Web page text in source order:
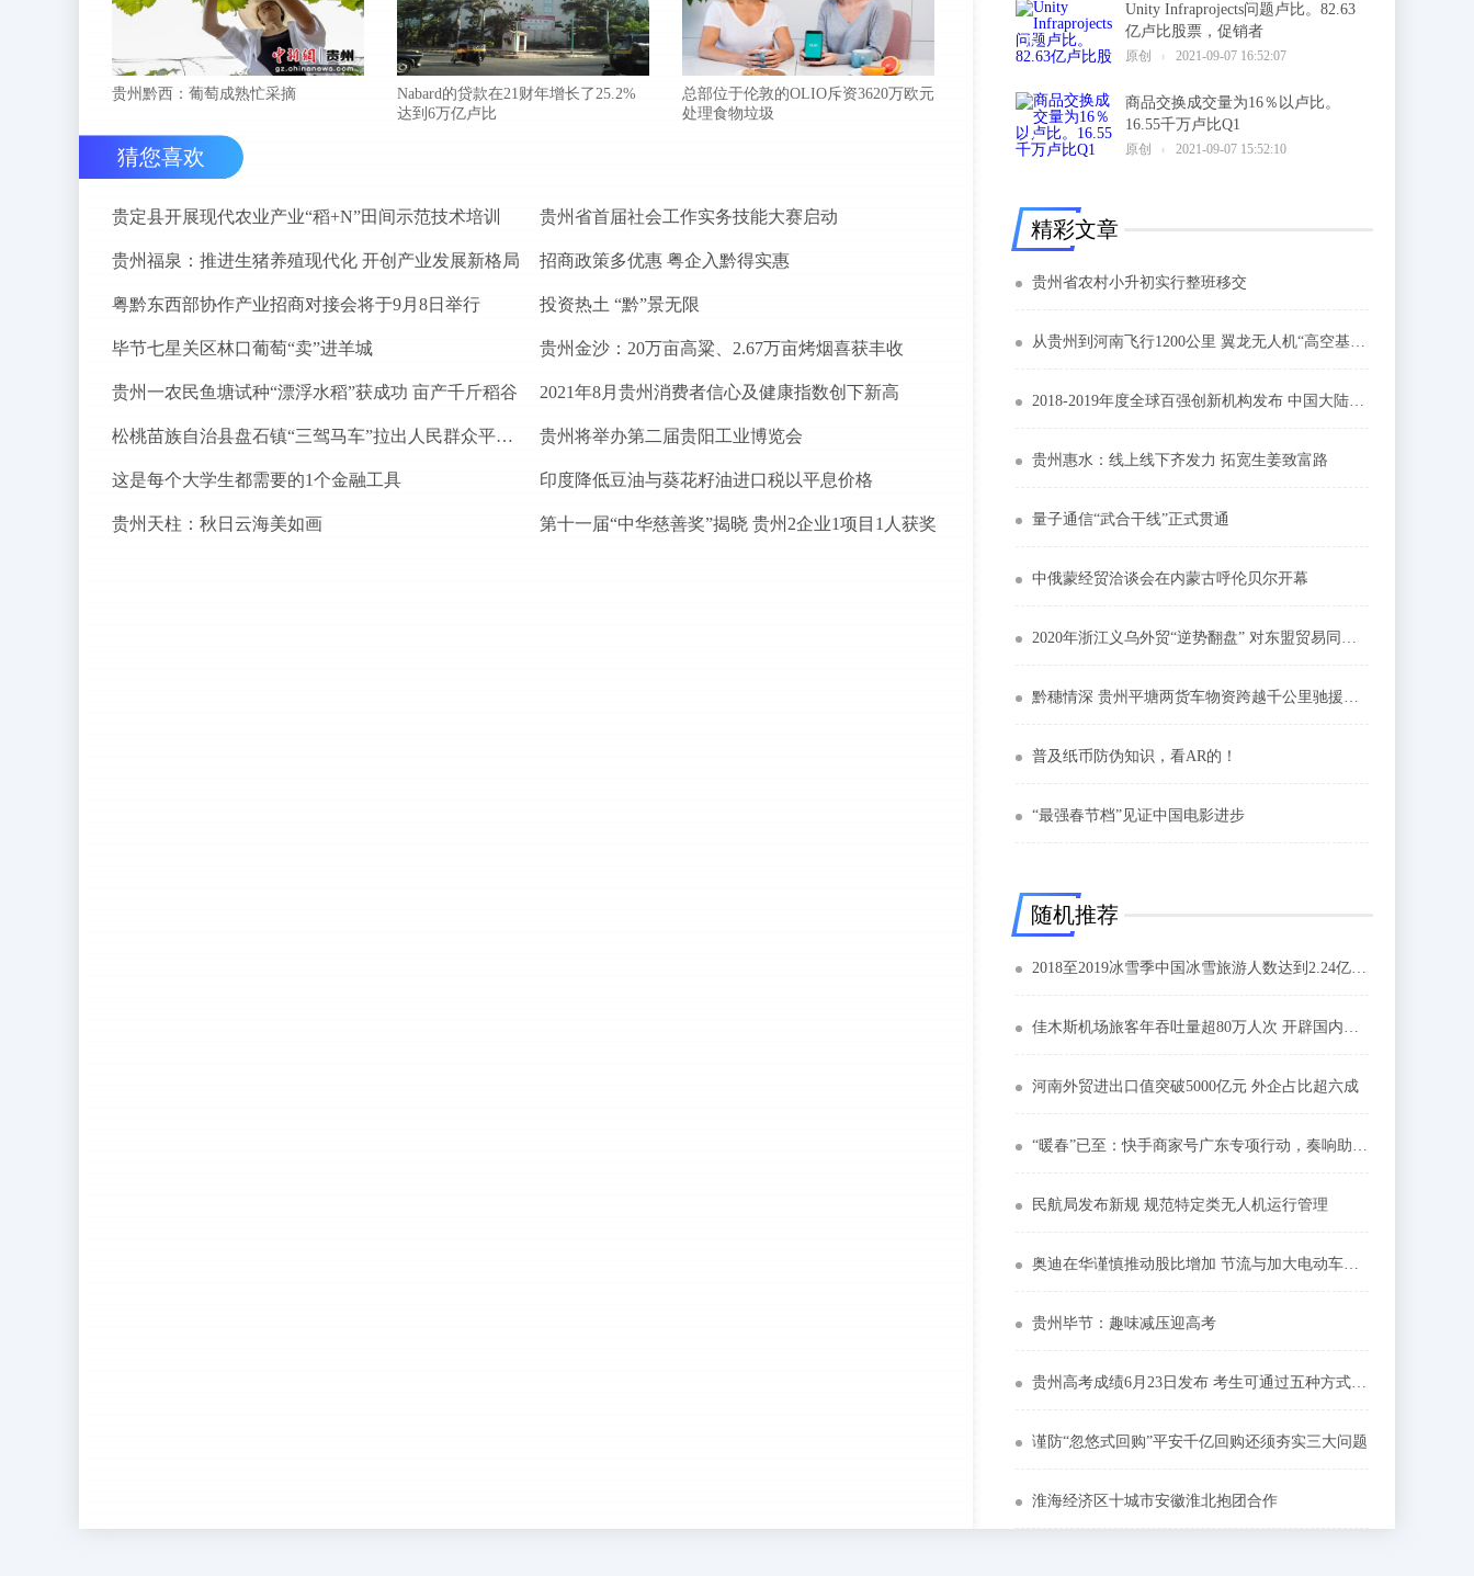
贵州黔西：葡萄成熟忙采摘
Nabard的贷款在21财年增长了25.2%
达到6万亿卢比
总部位于伦敦的OLIO斥资3620万欧元
处理食物垃圾
猜您喜欢
贵定县开展现代农业产业“稻+N”田间示范技术培训 贵州省首届社会工作实务技能大赛启动
贵州福泉：推进生猪养殖现代化 开创产业发展新格局 招商政策多优惠 粤企入黔得实惠
粤黔东西部协作产业招商对接会将于9月8日举行 投资热土 “黔”景无限
毕节七星关区林口葡萄“卖”进羊城 贵州金沙：20万亩高粱、2.67万亩烤烟喜获丰收
贵州一农民鱼塘试种“漂浮水稻”获成功 亩产千斤稻谷 2021年8月贵州消费者信心及健康指数创下新高
松桃苗族自治县盘石镇“三驾马车”拉出人民群众平安幸福生活 贵州将举办第二届贵阳工业博览会
这是每个大学生都需要的1个金融工具 印度降低豆油与葵花籽油进口税以平息价格
贵州天柱：秋日云海美如画 第十一届“中华慈善奖”揭晓 贵州2企业1项目1人获奖
Unity Infraprojects问题卢比。82.63
亿卢比股票，促销者
原创 2021-09-07 16:52:07
5
商品交换成交量为16％以卢比。
16.55千万卢比Q1
原创 2021-09-07 15:52:10
6
精彩文章
贵州省农村小升初实行整班移交
从贵州到河南飞行1200公里 翼龙无人机“高空基站”支援灾区
2018-2019年度全球百强创新机构发布 中国大陆三家上榜
贵州惠水：线上线下齐发力 拓宽生姜致富路
量子通信“武合干线”正式贯通
中俄蒙经贸洽谈会在内蒙古呼伦贝尔开幕
2020年浙江义乌外贸“逆势翻盘” 对东盟贸易同比增16.9%
黔穗情深 贵州平塘两货车物资跨越千公里驰援广州
普及纸币防伪知识，看AR的！
“最强春节档”见证中国电影进步
随机推荐
2018至2019冰雪季中国冰雪旅游人数达到2.24亿人次
佳木斯机场旅客年吞吐量超80万人次 开辟国内国际航线12条
河南外贸进出口值突破5000亿元 外企占比超六成
“暖春”已至：快手商家号广东专项行动，奏响助农扶贫新“粤”章
民航局发布新规 规范特定类无人机运行管理
奥迪在华谨慎推动股比增加 节流与加大电动车投入并重
贵州毕节：趣味减压迎高考
贵州高考成绩6月23日发布 考生可通过五种方式获取成绩信息
谨防“忽悠式回购”平安千亿回购还须夯实三大问题
淮海经济区十城市安徽淮北抱团合作